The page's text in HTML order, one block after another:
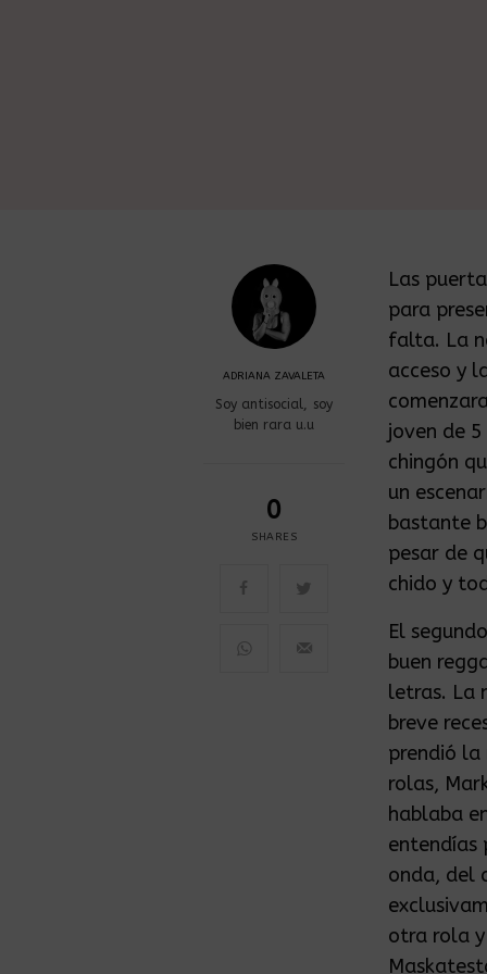
ADRIANA ZAVALETA
Soy antisocial, soy
bien rara u.u
0
SHARES
Las
para
falta. La
acceso y
joven de
chingón
un
bastante
pesar de
chido y
El
buen
letras. La
breve
prendió la
rolas,
hablaba
entendías
onda, del
otra rola y